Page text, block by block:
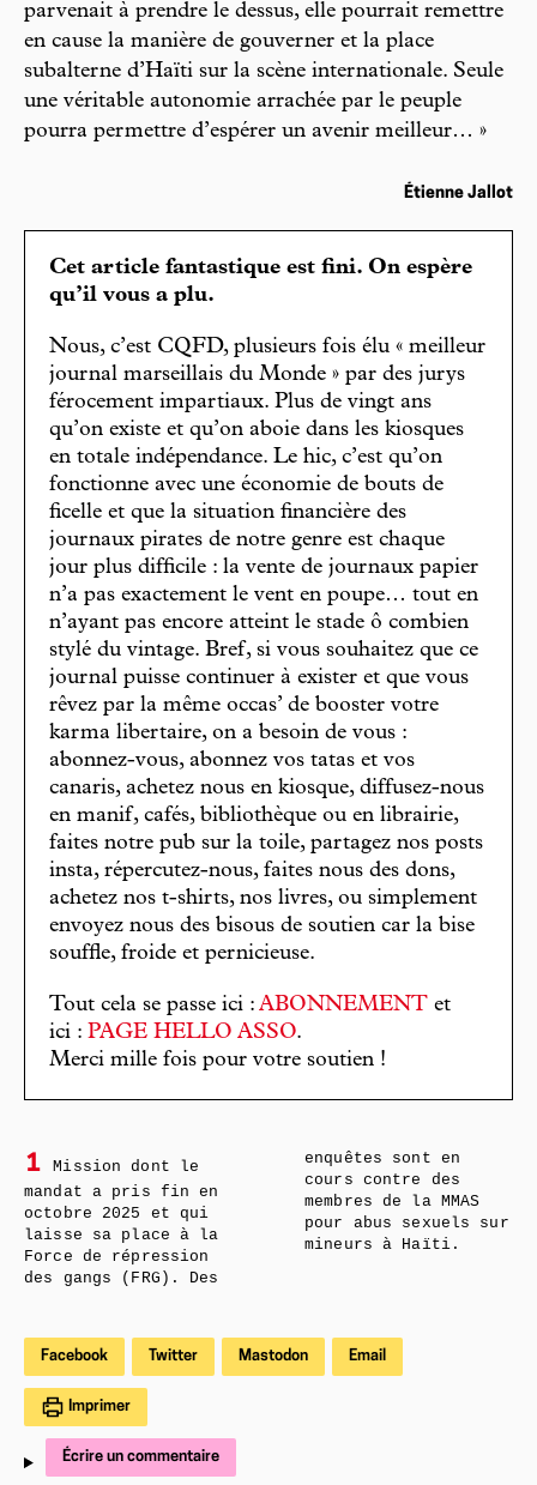
parvenait à prendre le dessus, elle pourrait remettre
en cause la manière de gouverner et la place
subalterne d’Haïti sur la scène internationale. Seule
une véritable autonomie arrachée par le peuple
pourra permettre d’espérer un avenir meilleur… »
Étienne Jallot
Cet article fantastique est fini. On espère
qu’il vous a plu.
Nous, c’est CQFD, plusieurs fois élu « meilleur
journal marseillais du Monde » par des jurys
férocement impartiaux. Plus de vingt ans
qu’on existe et qu’on aboie dans les kiosques
en totale indépendance. Le hic, c’est qu’on
fonctionne avec une économie de bouts de
ficelle et que la situation financière des
journaux pirates de notre genre est chaque
jour plus difficile : la vente de journaux papier
n’a pas exactement le vent en poupe… tout en
n’ayant pas encore atteint le stade ô combien
stylé du vintage. Bref, si vous souhaitez que ce
journal puisse continuer à exister et que vous
rêvez par la même occas’ de booster votre
karma libertaire, on a besoin de vous :
abonnez-vous, abonnez vos tatas et vos
canaris, achetez nous en kiosque, diffusez-nous
en manif, cafés, bibliothèque ou en librairie,
faites notre pub sur la toile, partagez nos posts
insta, répercutez-nous, faites nous des dons,
achetez nos t-shirts, nos livres, ou simplement
envoyez nous des bisous de soutien car la bise
souffle, froide et pernicieuse.
Tout cela se passe ici : ABONNEMENT et
ici : PAGE HELLO ASSO.
Merci mille fois pour votre soutien !
1
Mission dont le
mandat a pris fin en
octobre 2025 et qui
laisse sa place à la
Force de répression
des gangs (FRG). Des
enquêtes sont en
cours contre des
membres de la MMAS
pour abus sexuels sur
mineurs à Haïti.
Facebook Twitter Mastodon Email
Imprimer
Écrire un commentaire